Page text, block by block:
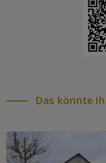
Das könnte